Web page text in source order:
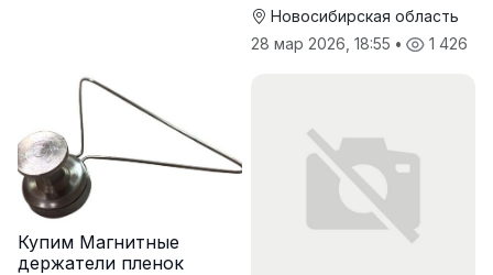
Новосибирская область
28 мар 2026, 18:55 • 1 426
Купим Магнитные
держатели пленок